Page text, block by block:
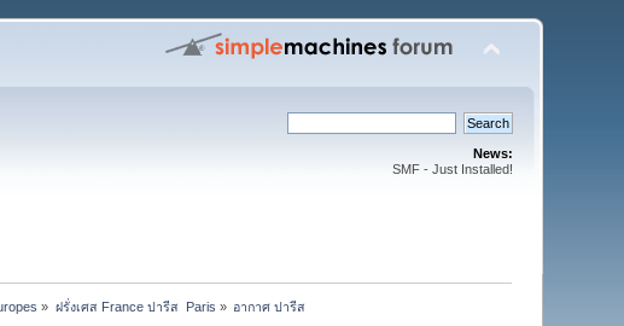
News:
SMF - Just Installed!
» ฝรั่งเศส France ปารีส  Paris » อากาศ ปารีส